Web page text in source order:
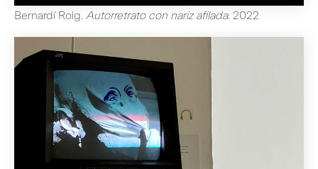
Bernardí Roig. Autorretrato con nariz afilada. 2022